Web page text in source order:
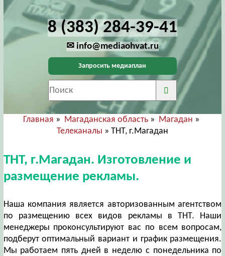
8 (383) 284-39-41
✉ info@mediaohvat.ru
Запросить медиаплан
Главная » Магаданская область » Магадан »
Телеканалы » ТНТ, г.Магадан
ТНТ, г.Магадан. Изготовление и
размещение рекламы.
Наша компания является авторизованным агентством
по размещению всех видов рекламы в ТНТ. Наши
менеджеры проконсультируют вас по всем вопросам,
подберут оптимальный вариант и график размещения.
Мы работаем пять дней в неделю с понедельника по